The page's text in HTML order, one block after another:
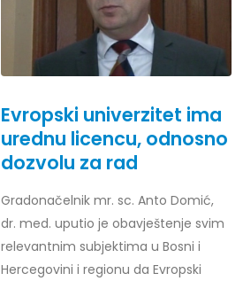
Evropski univerzitet ima
urednu licencu, odnosno
dozvolu za rad
Gradonačelnik mr. sc. Anto Domić,
dr. med. uputio je obavještenje svim
relevantnim subjektima u Bosni i
Hercegovini i regionu da Evropski
Obavještenje za javnost 30.07.2026.
godine
30/07/2026
godine
30/07/2026
Prof. dr Srđan Marinković – rezultati
ispita
29/07/2026
Prof. dr Azijada Beganlić – rezultati
ispita